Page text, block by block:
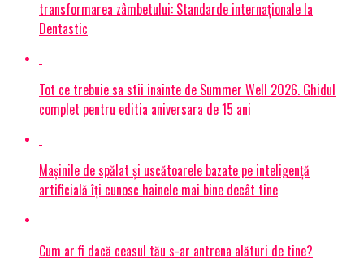
transformarea zâmbetului: Standarde internaționale la
Dentastic
Tot ce trebuie sa stii inainte de Summer Well 2026. Ghidul
complet pentru editia aniversara de 15 ani
Mașinile de spălat și uscătoarele bazate pe inteligență
artificială îți cunosc hainele mai bine decât tine
Cum ar fi dacă ceasul tău s-ar antrena alături de tine?